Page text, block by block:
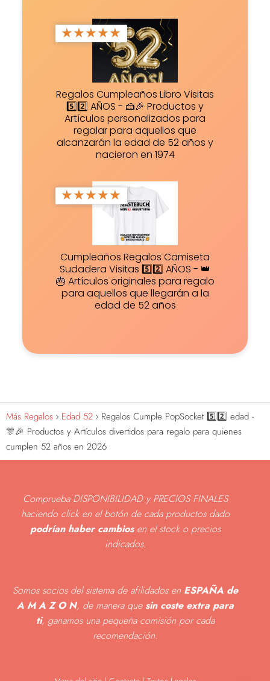
★★★★★
Regalos Cumpleaños Libro Visitas
5️⃣2️⃣ AÑOS - 🍰🎉 Productos y
Artículos personalizados para
regalar para aquellos que
alcanzarán la edad de 52 años y
nacieron en 1974
★★★★★
Cumpleaños Regalos Camiseta
Sudadera Visitas 5️⃣2️⃣ AÑOS - 👑
🎂 Artículos originales para regalo
para aquellos que llegarán a la
edad de 52 años
Más Regalos Edad 52
Regalos Cumple PopSocket 5️⃣2️⃣ edad -
🎊🎉 Productos y Artículos divertidos para regalo para quienes
cumplen 52 años en 2026
Comprueba DISPONIBILIDAD y PRECIOS FINALES
haciendo click en el botón de cada productos dado
podrían haber cambiosen el stock o precios
indicados.
Somos socios del sistema de afilidados en ESPAÑA de
A M A Z O N, de manera que sin coste extra para
ti, ganamos una pequeña comisión por cada
recomendación.